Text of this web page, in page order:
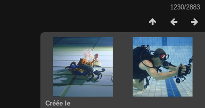
1230/2883
Créée le